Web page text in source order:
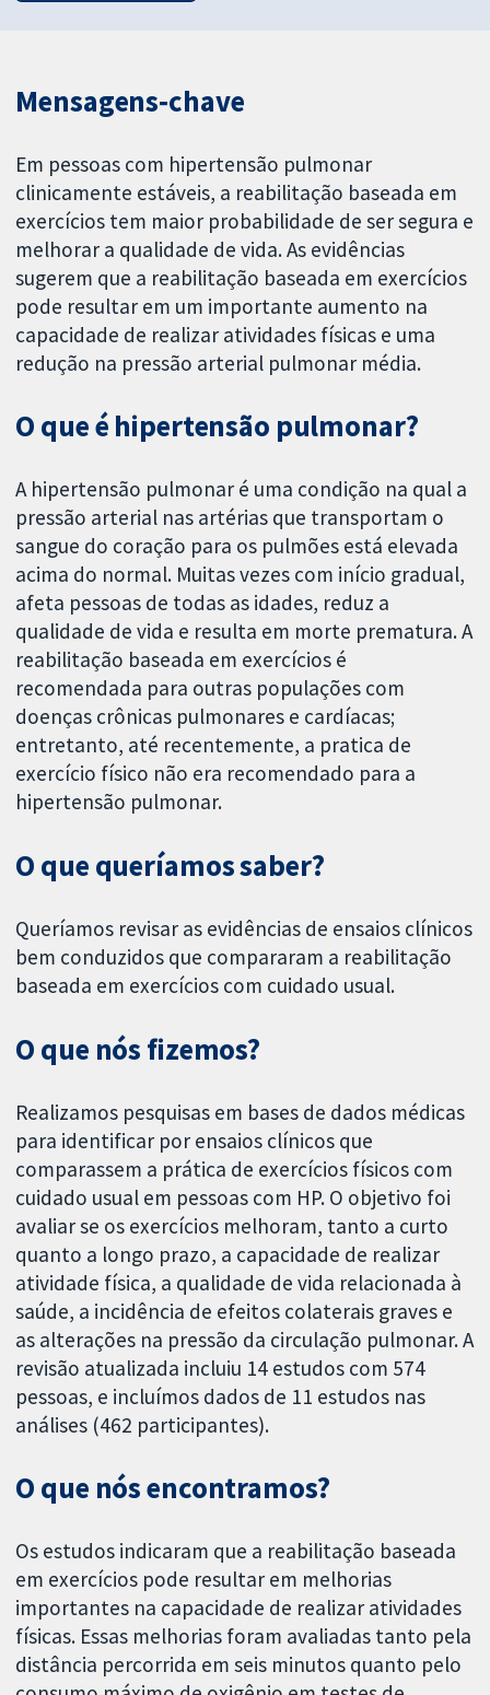
Mensagens‐chave
Em pessoas com hipertensão pulmonar
clinicamente estáveis, a reabilitação baseada em
exercícios tem maior probabilidade de ser segura e
melhorar a qualidade de vida. As evidências
sugerem que a reabilitação baseada em exercícios
pode resultar em um importante aumento na
capacidade de realizar atividades físicas e uma
redução na pressão arterial pulmonar média.
O que é hipertensão pulmonar?
A hipertensão pulmonar é uma condição na qual a
pressão arterial nas artérias que transportam o
sangue do coração para os pulmões está elevada
acima do normal. Muitas vezes com início gradual,
afeta pessoas de todas as idades, reduz a
qualidade de vida e resulta em morte prematura. A
reabilitação baseada em exercícios é
recomendada para outras populações com
doenças crônicas pulmonares e cardíacas;
entretanto, até recentemente, a pratica de
exercício físico não era recomendado para a
hipertensão pulmonar.
O que queríamos saber?
Queríamos revisar as evidências de ensaios clínicos
bem conduzidos que compararam a reabilitação
baseada em exercícios com cuidado usual.
O que nós fizemos?
Realizamos pesquisas em bases de dados médicas
para identificar por ensaios clínicos que
comparassem a prática de exercícios físicos com
cuidado usual em pessoas com HP. O objetivo foi
avaliar se os exercícios melhoram, tanto a curto
quanto a longo prazo, a capacidade de realizar
atividade física, a qualidade de vida relacionada à
saúde, a incidência de efeitos colaterais graves e
as alterações na pressão da circulação pulmonar. A
revisão atualizada incluiu 14 estudos com 574
pessoas, e incluímos dados de 11 estudos nas
análises (462 participantes).
O que nós encontramos?
Os estudos indicaram que a reabilitação baseada
em exercícios pode resultar em melhorias
importantes na capacidade de realizar atividades
físicas. Essas melhorias foram avaliadas tanto pela
distância percorrida em seis minutos quanto pelo